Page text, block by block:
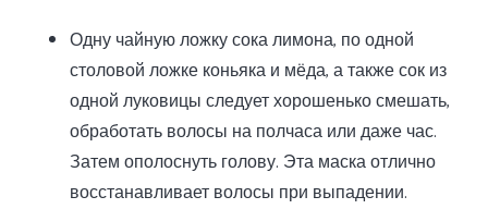
Одну чайную ложку сока лимона, по одной
столовой ложке коньяка и мёда, а также сок из
одной луковицы следует хорошенько смешать,
обработать волосы на полчаса или даже час.
Затем ополоснуть голову. Эта маска отлично
восстанавливает волосы при выпадении.